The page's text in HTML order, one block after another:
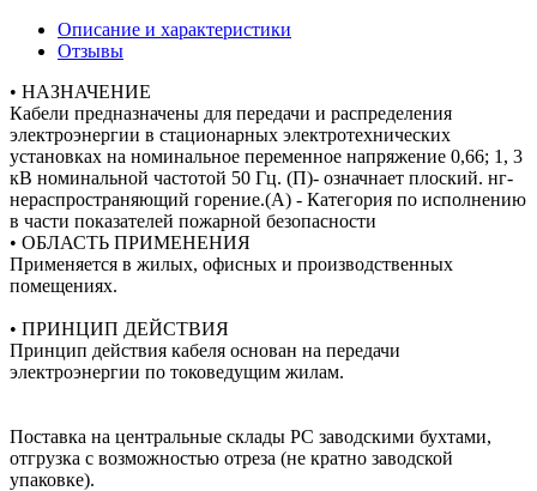
Описание и характеристики
Отзывы
• НАЗНАЧЕНИЕ
Кабели предназначены для передачи и распределения
электроэнергии в стационарных электротехнических
установках на номинальное переменное напряжение 0,66; 1, 3
кВ номинальной частотой 50 Гц. (П)- означнает плоский. нг-
нераспространяющий горение.(А) - Категория по исполнению
в части показателей пожарной безопасности
• ОБЛАСТЬ ПРИМЕНЕНИЯ
Применяется в жилых, офисных и производственных
помещениях.
• ПРИНЦИП ДЕЙСТВИЯ
Принцип действия кабеля основан на передачи
электроэнергии по токоведущим жилам.
Поставка на центральные склады РС заводскими бухтами,
отгрузка с возможностью отреза (не кратно заводской
упаковке).